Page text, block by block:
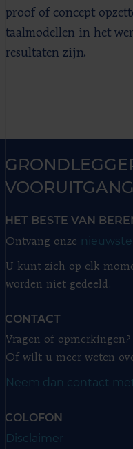
proof of concept
taalmodellen in het
resultaten zijn.
VOORUITGANG
HET BESTE VAN
Ontvang onze
U kunt zich op elk
worden niet gedeeld.
CONTACT
Vragen of opmerkingen?
Of wilt u meer weten
Neem dan contact
COLOFON
Disclaimer